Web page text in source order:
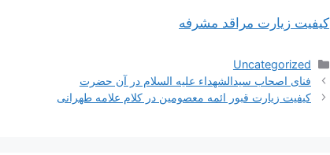
کیفیت زیارت مراقد مشرفه
دسته‌ها
Uncategorized
ناوبری
نوشته‌ها
فنای اصحاب سیدالشهداء علیه السلام در آن حضرت
کیفیت زیارت قبور ائمه معصومین در کلام علامه طهرانی